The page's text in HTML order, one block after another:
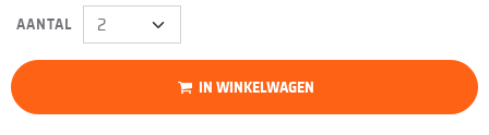
AANTAL
IN WINKELWAGEN